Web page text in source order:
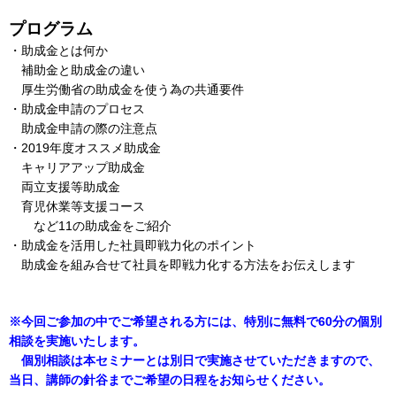
プログラム
・助成金とは何か
補助金と助成金の違い
厚生労働省の助成金を使う為の共通要件
・助成金申請のプロセス
助成金申請の際の注意点
・2019年度オススメ助成金
キャリアアップ助成金
両立支援等助成金
育児休業等支援コース
など11の助成金をご紹介
・助成金を活用した社員即戦力化のポイント
助成金を組み合せて社員を即戦力化する方法をお伝えします
※今回ご参加の中でご希望される方には、特別に無料で60分の個別
相談を実施いたします。
個別相談は本セミナーとは別日で実施させていただきますので、
当日、講師の針谷までご希望の日程をお知らせください。